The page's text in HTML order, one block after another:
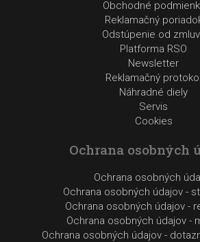
Obchodné
Reklamačný
Odstúpenie od
Platforma RSO
Newsletter
Reklamačný protokol
Náhradné diely
Servis
Cookies
Ochrana osobných
Ochrana osobných
Ochrana osobných údajov -
Ochrana osobných údajov -
Ochrana osobných údajov -
Ochrana osobných údajov -